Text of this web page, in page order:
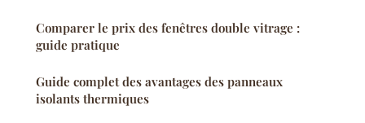
Comparer le prix des fenêtres double vitrage :
guide pratique
Guide complet des avantages des panneaux
isolants thermiques